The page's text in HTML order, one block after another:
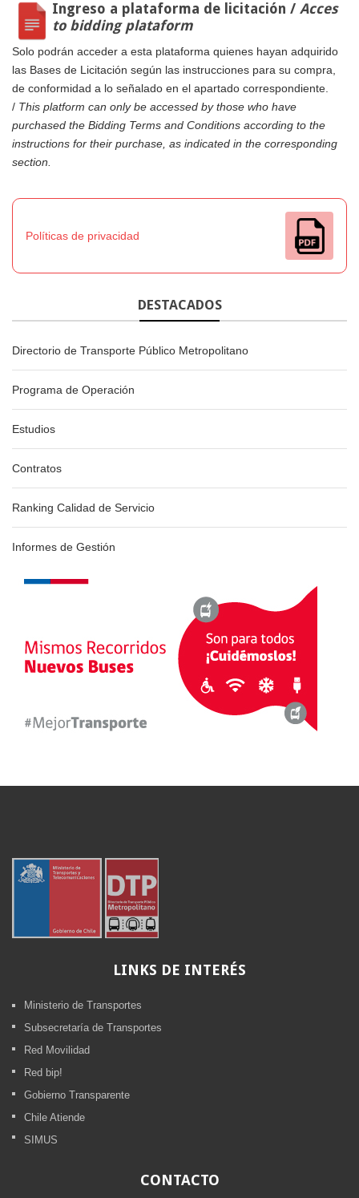
Ingreso a plataforma de licitación / Acces
to bidding plataform
Solo podrán acceder a esta plataforma quienes hayan adquirido
las Bases de Licitación según las instrucciones para su compra,
de conformidad a lo señalado en el apartado correspondiente.
/ This platform can only be accessed by those who have
purchased the Bidding Terms and Conditions according to the
instructions for their purchase, as indicated in the corresponding
section.
Políticas de privacidad
DESTACADOS
Directorio de Transporte Público Metropolitano
Programa de Operación
Estudios
Contratos
Ranking Calidad de Servicio
Informes de Gestión
LINKS DE INTERÉS
Ministerio de Transportes
Subsecretaría de Transportes
Red Movilidad
Red bip!
Gobierno Transparente
Chile Atiende
SIMUS
CONTACTO